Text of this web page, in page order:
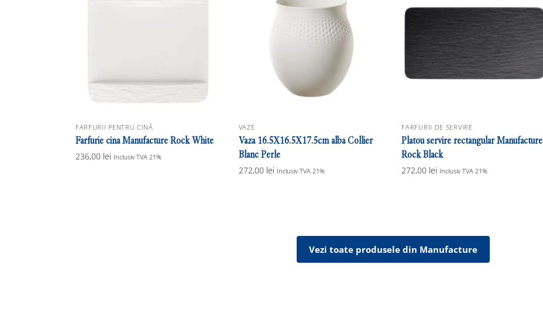
FARFURII PENTRU CINĂ
Farfurie cina Manufacture Rock White
236,00 lei Inclusiv TVA 21%
VAZE
Vaza 16.5X16.5X17.5cm alba Collier
Blanc Perle
272,00 lei Inclusiv TVA 21%
FARFURII DE SERVIRE
Platou servire rectangular Manufacture
Rock Black
272,00 lei Inclusiv TVA 21%
Vezi toate produsele din Manufacture